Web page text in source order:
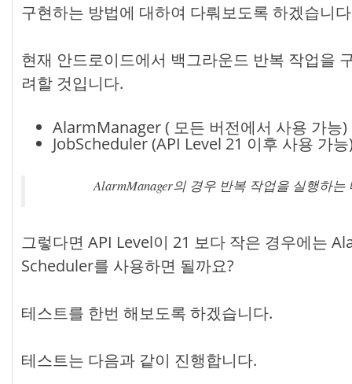
구현하는 방법에 대하여 다뤄보도록 하겠습니
현재 안드로이드에서 백그라운드 반복 작업을
려할 것입니다.
AlarmManager ( 모든 버전에서 사용 가능)
JobScheduler (API Level 21 이후 사용 가능
AlarmManager의 경우 반복 작업을 실행하
그렇다면 API Level이 21 보다 작은 경우에는
Scheduler를 사용하면 될까요?
테스트를 한번 해보도록 하겠습니다.
테스트는 다음과 같이 진행합니다.